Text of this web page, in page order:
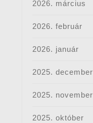
2026. március
2026. február
2026. január
2025. december
2025. november
2025. október